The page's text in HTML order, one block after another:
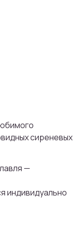
сиреневых
—
индивидуально